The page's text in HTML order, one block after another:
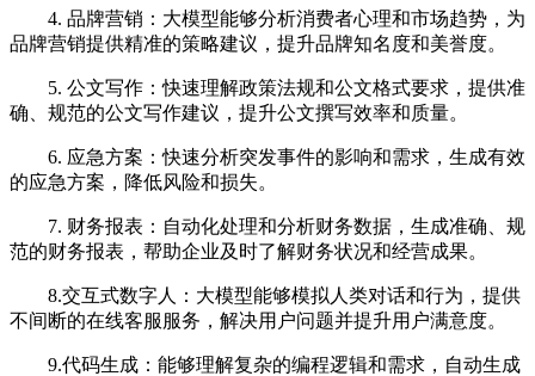
4. 品牌营销：大模型能够分析消费者心理和市场趋势，为
品牌营销提供精准的策略建议，提升品牌知名度和美誉度。
5. 公文写作：快速理解政策法规和公文格式要求，提供准
确、规范的公文写作建议，提升公文撰写效率和质量。
6. 应急方案：快速分析突发事件的影响和需求，生成有效
的应急方案，降低风险和损失。
7. 财务报表：自动化处理和分析财务数据，生成准确、规
范的财务报表，帮助企业及时了解财务状况和经营成果。
8.交互式数字人：大模型能够模拟人类对话和行为，提供
不间断的在线客服服务，解决用户问题并提升用户满意度。
9.代码生成：能够理解复杂的编程逻辑和需求，自动生成